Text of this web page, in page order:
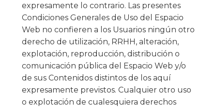
expresamente lo contrario. Las presentes
Condiciones Generales de Uso del Espacio
Web no confieren a los Usuarios ningún otro
derecho de utilización, RRHH, alteración,
explotación, reproducción, distribución o
comunicación pública del Espacio Web y/o
de sus Contenidos distintos de los aquí
expresamente previstos. Cualquier otro uso
o explotación de cualesquiera derechos